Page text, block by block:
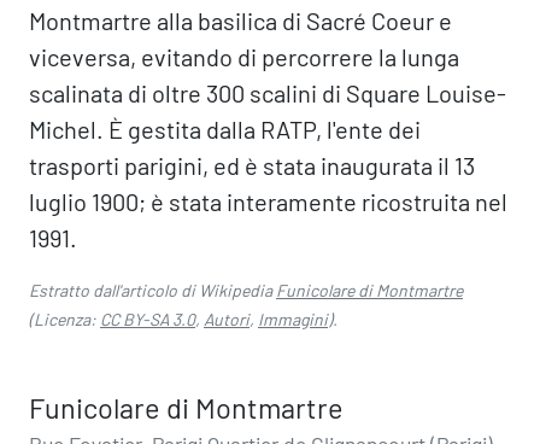
Montmartre alla basilica di Sacré Coeur e
viceversa, evitando di percorrere la lunga
scalinata di oltre 300 scalini di Square Louise-
Michel. È gestita dalla RATP, l'ente dei
trasporti parigini, ed è stata inaugurata il 13
luglio 1900; è stata interamente ricostruita nel
1991.
Estratto dall'articolo di WikipediaFunicolare di Montmartre
(Licenza: CC BY-SA 3.0, Autori, Immagini).
Funicolare di Montmartre